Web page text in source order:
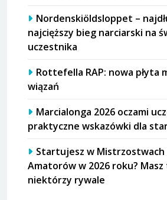
Nordenskiöldsloppet –
najcięższy bieg narciarski na
uczestnika
Rottefella RAP: nowa płyta
wiązań
Marcialonga 2026 oczami
praktyczne wskazówki dla
Startujesz w Mistrzostwach
Amatorów w 2026 roku?
niektórzy rywale